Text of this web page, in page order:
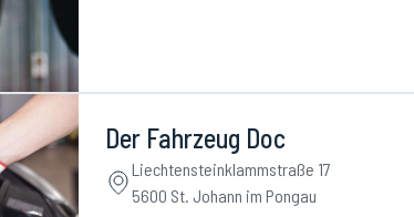
Der Fahrzeug Doc
Liechtensteinklammstraße 17
5600 St. Johann im Pongau